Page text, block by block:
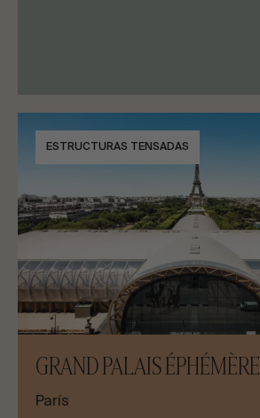
ESTRUCTURAS TENSADAS
GRAND PALAIS ÉPHÉMÈRE
París